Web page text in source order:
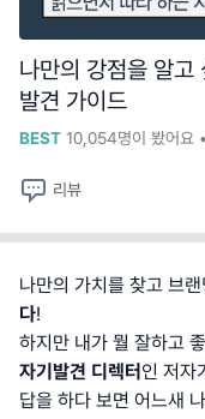
나만의 강점을 알고
발견 가이드
BEST 10,054명이 봤어요 •
리뷰
나만의 가치를 찾고 브
다!
하지만 내가 뭘 잘하고
자기발견 디렉터 인 저자
답을 하다 보면 어느새